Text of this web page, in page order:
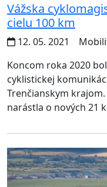
Vážska
cielu 100 km
12. 05. 2021
Koncom roka 2020
cyklistickej
Trenčianskym
narástla o nových 21